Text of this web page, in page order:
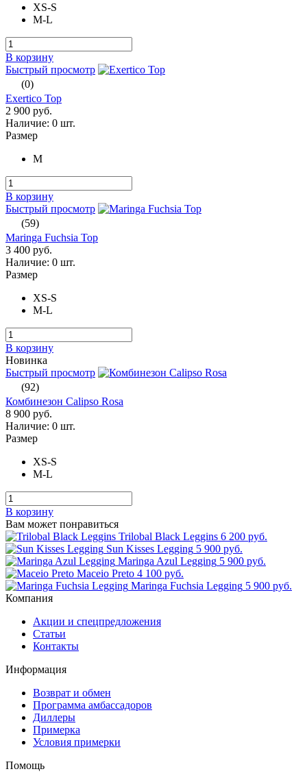
XS-S
M-L
В корзину
Быстрый просмотр
(0)
Exertico Top
2 900 руб.
Наличие: 0 шт.
Размер
M
В корзину
Быстрый просмотр
(59)
Maringa Fuchsia Top
3 400 руб.
Наличие: 0 шт.
Размер
XS-S
M-L
В корзину
Новинка
Быстрый просмотр
(92)
Комбинезон Calipso Rosa
8 900 руб.
Наличие: 0 шт.
Размер
XS-S
M-L
В корзину
Вам может понравиться
Trilobal Black Leggins 6 200 руб.
Sun Kisses Legging 5 900 руб.
Maringa Azul Legging 5 900 руб.
Maceio Preto 4 100 руб.
Maringa Fuchsia Legging 5 900 руб.
Компания
Акции и спецпредложения
Статьи
Контакты
Информация
Возврат и обмен
Программа амбассадоров
Диллеры
Примерка
Условия примерки
Помощь